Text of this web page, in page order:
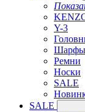
Y-3
Шарфы
Ремни
Носки
SALE
SALE